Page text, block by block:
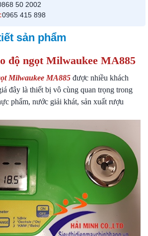
50 2002
0965 415 898
sản phẩm
độ ngọt Milwaukee MA885
Milwaukee MA885 được nhiều khách
đây là thiết bị vô cùng quan trọng trong
phẩm, nước giải khát, sản xuất rượu